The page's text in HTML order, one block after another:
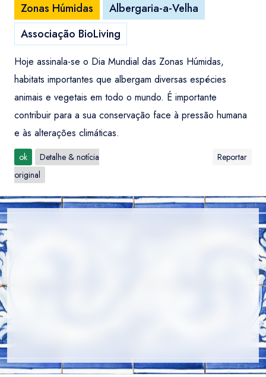
Zonas Húmidas
Albergaria-a-Velha
Associação BioLiving
Hoje assinala-se o Dia Mundial das Zonas Húmidas,
habitats importantes que albergam diversas espécies
animais e vegetais em todo o mundo. É importante
contribuir para a sua conservação face à pressão humana
e às alterações climáticas.
ok
Detalhe & notícia
original
Reportar